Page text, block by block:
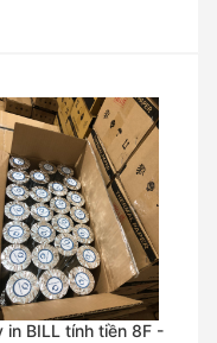
in BILL tính tiền 8F -